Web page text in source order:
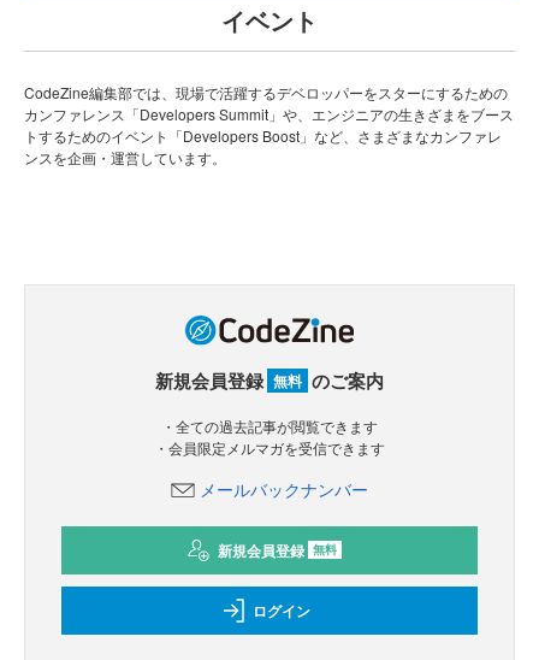
イベント
CodeZine編集部では、現場で活躍するデベロッパーをスターにするための
カンファレンス「Developers Summit」や、エンジニアの生きざまをブース
トするためのイベント「Developers Boost」など、さまざまなカンファレ
ンスを企画・運営しています。
新規会員登録 無料